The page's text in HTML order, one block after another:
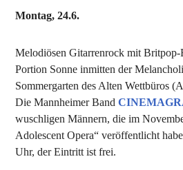
Montag, 24.6.
Melodiösen Gitarrenrock mit Britpop-
Portion Sonne inmitten der
Sommergarten des Alten Wettbüros
Die Mannheimer Band
wuschligen Männern, die im
Adolescent Opera“ veröffentlicht
Uhr, der Eintritt ist frei.